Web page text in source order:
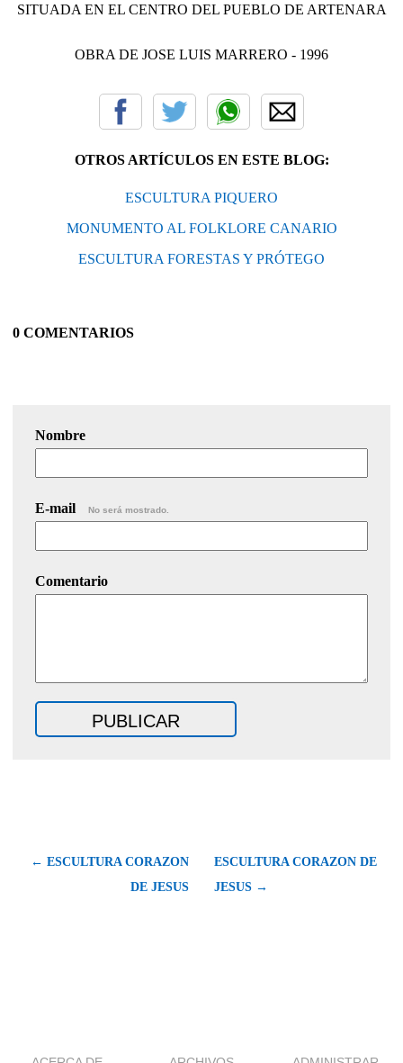
SITUADA EN EL CENTRO DEL PUEBLO DE ARTENARA
OBRA DE JOSE LUIS MARRERO - 1996
OTROS ARTÍCULOS EN ESTE BLOG:
ESCULTURA PIQUERO
MONUMENTO AL FOLKLORE CANARIO
ESCULTURA FORESTAS Y PRÓTEGO
0 COMENTARIOS
Nombre
E-mail No será mostrado.
Comentario
← ESCULTURA CORAZON
DE JESUS
ESCULTURA CORAZON DE
JESUS →